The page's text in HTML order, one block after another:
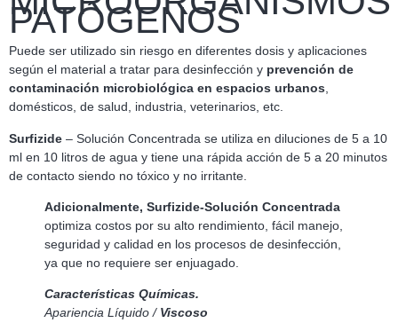
PATÓGENOS
Puede ser utilizado sin riesgo en diferentes dosis y aplicaciones
según el material a tratar para desinfección y prevención de
contaminación microbiológica en espacios urbanos,
domésticos, de salud, industria, veterinarios, etc.
Surfizide – Solución Concentrada se utiliza en diluciones de 5 a 10
ml en 10 litros de agua y tiene una rápida acción de 5 a 20 minutos
de contacto siendo no tóxico y no irritante.
Adicionalmente, Surfizide-Solución Concentrada
optimiza costos por su alto rendimiento, fácil manejo,
seguridad y calidad en los procesos de desinfección,
ya que no requiere ser enjuagado.
Características Químicas.
Apariencia Líquido / Viscoso